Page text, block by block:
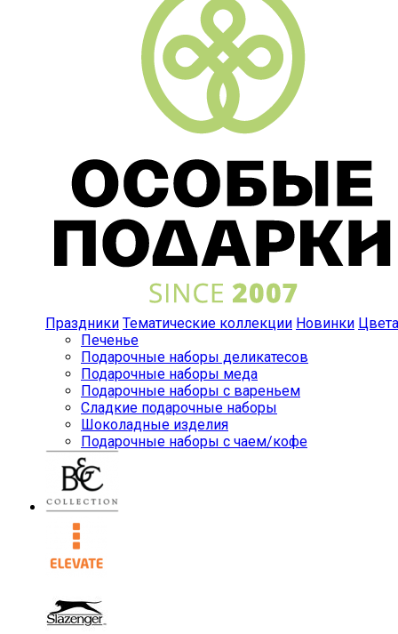
Праздники Тематические коллекции Новинки Цвета
Печенье
Подарочные наборы деликатесов
Подарочные наборы меда
Подарочные наборы с вареньем
Сладкие подарочные наборы
Шоколадные изделия
Подарочные наборы с чаем/кофе